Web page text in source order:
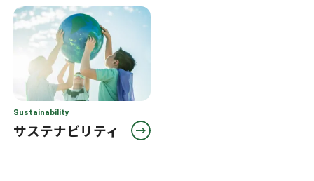
Sustainability
サステナビリティ